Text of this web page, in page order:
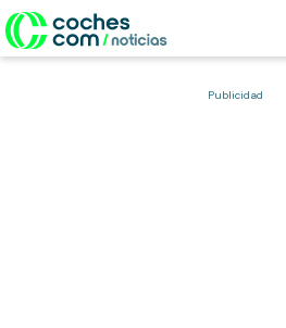
Publicidad